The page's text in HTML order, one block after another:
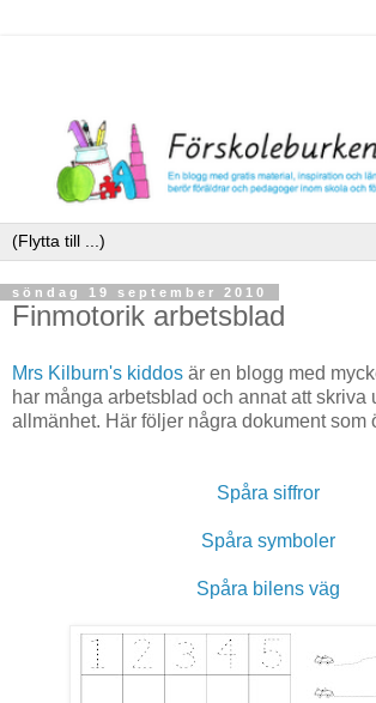
söndag 19 september 2010
Finmotorik arbetsblad
Mrs Kilburn's kiddos är en blogg med
har många arbetsblad och annat att skriva
allmänhet. Här följer några dokument som
Spåra siffror
Spåra symboler
Spåra bilens väg